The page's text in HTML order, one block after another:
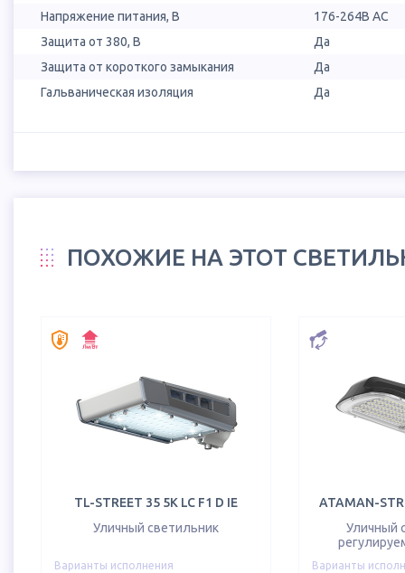
Напряжение питания, В
176-264В AC
Защита от 380, В
Да
Защита от короткого замыкания
Да
Гальваническая изоляция
Да
ПОХОЖИЕ НА ЭТОТ
TL-STREET 35 5K LC F1 D IE
Уличный светильник
Варианты исполнения
ATAMAN-
Уличный
Варианты